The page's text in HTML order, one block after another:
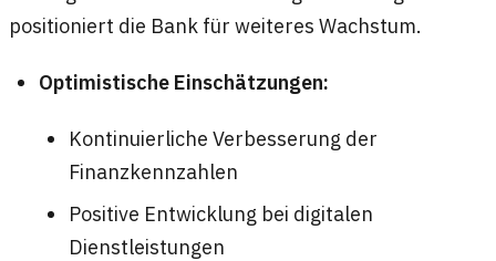
positioniert die Bank für weiteres Wachstum.
Optimistische Einschätzungen:
Kontinuierliche Verbesserung der
Finanzkennzahlen
Positive Entwicklung bei digitalen
Dienstleistungen